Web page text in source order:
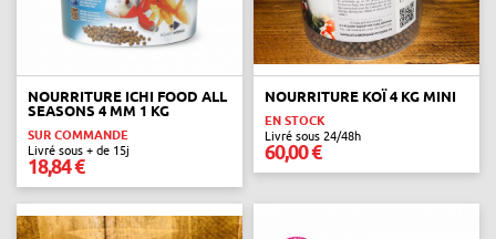
NOURRITURE ICHI FOOD ALL
SEASONS 4 MM 1 KG
SUR COMMANDE
Livré sous + de 15j
18,84 €
NOURRITURE KOÏ 4 KG MINI
EN STOCK
Livré sous 24/48h
60,00 €